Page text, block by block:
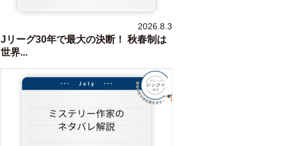
2026.8.3
Jリーグ30年で最大の決断！ 秋春制は
世界...